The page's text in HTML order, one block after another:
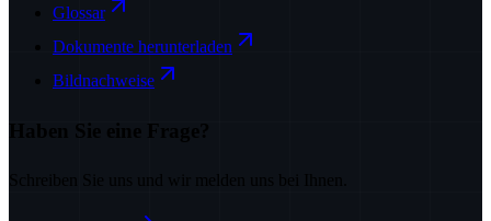
Glossar
Dokumente herunterladen
Bildnachweise
Haben Sie eine Frage?